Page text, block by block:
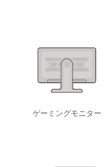
ゲーミングモニター